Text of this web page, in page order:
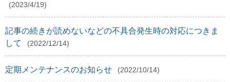
(2023/4/19)
記事の続きが読めないなどの不具合発生時の対応につきま
して
(2022/12/14)
定期メンテナンスのお知らせ (2022/10/14)